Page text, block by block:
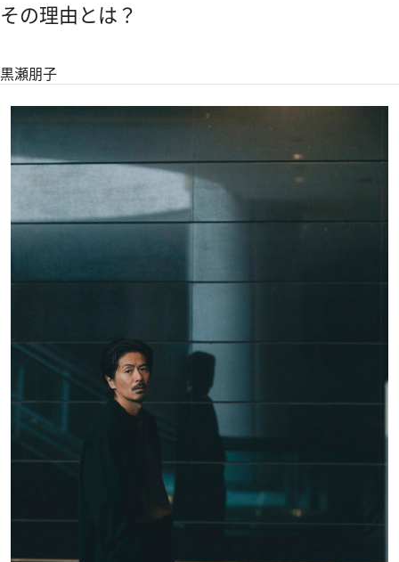
その理由とは？
黒瀬朋子